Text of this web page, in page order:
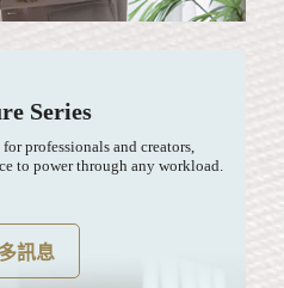
Series
professionals and creators,
to power through any workload.
訊息